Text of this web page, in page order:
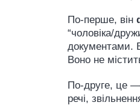
По-перше, він
“чоловіка/
документами.
Воно не
По-друге, це —
речі,